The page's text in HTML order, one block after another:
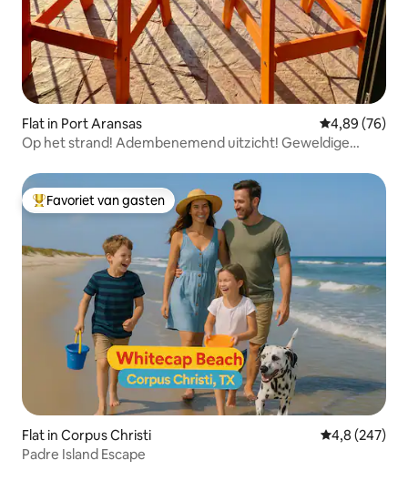
Flat in Port Aransas Gemiddelde
4,89 (76)
Op het strand! Adembenemend uitzicht! Geweldige
Topfavoriet van gasten
Favoriet van gasten
Flat in Corpus Christi Gemiddelde
4,8 (247)
Padre Island Escape